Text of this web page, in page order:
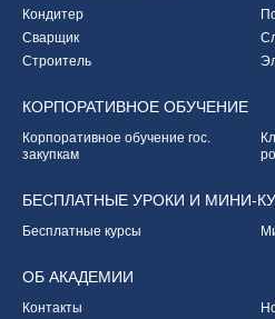
Кондитер
Сварщик
Строитель
КОРПОРАТИВНОЕ ОБУЧЕНИЕ
Корпоративное обучение гос.
закупкам
БЕСПЛАТНЫЕ УРОКИ И МИНИ-
Бесплатные курсы
ОБ АКАДЕМИИ
Контакты